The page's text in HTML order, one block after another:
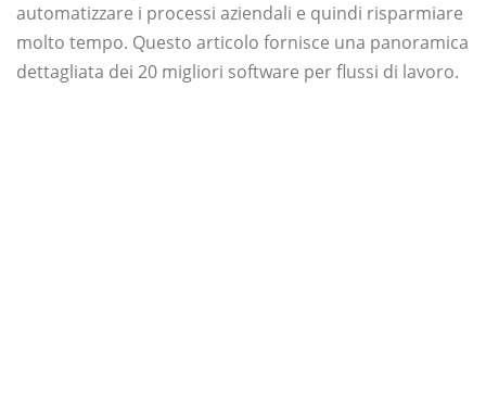
automatizzare i processi aziendali e quindi risparmiare
molto tempo. Questo articolo fornisce una panoramica
dettagliata dei 20 migliori software per flussi di lavoro.